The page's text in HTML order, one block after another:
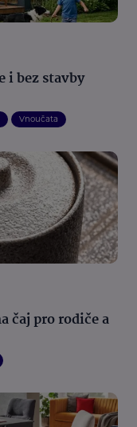
i bez stavby
Vnoučata
čaj pro rodiče a